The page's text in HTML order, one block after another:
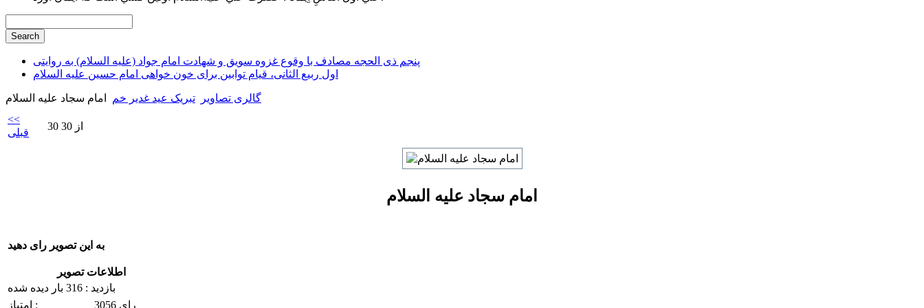
پنجم ذی الحجه مصادف با وقوع غزوه سویق و شهادت امام جواد (علیه السلام) به روایتی
اول ربیع الثانی، قیام توابین برای خون خواهی امام حسین علیه السلام
گالری تصاویر تبریک عید غدیر خم
امام سجاد علیه السلام
<<
قبلی
30 از 30
امام سجاد علیه السلام
به این تصویر رای دهید
اطلاعات تصویر
بازدید : 316 بار دیده شده
امتیاز :
3056 رای